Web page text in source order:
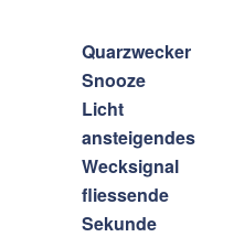
Quarzwecker
Snooze
Licht
ansteigendes
Wecksignal
fliessende
Sekunde